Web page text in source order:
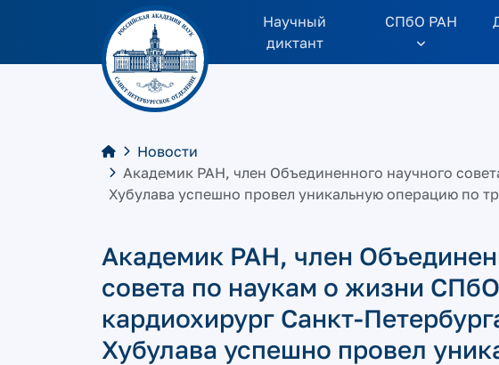
Научный
диктант
СПбО РАН
Новости
Академик РАН, член Объединенного научного
Хубулава успешно провел уникальную операцию по
Академик РАН, член
совета по наукам о жизни
кардиохирург Санкт-
Хубулава успешно провел